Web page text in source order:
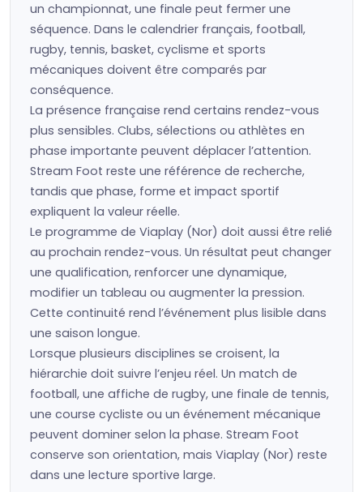
un championnat, une finale peut fermer une
séquence. Dans le calendrier français, football,
rugby, tennis, basket, cyclisme et sports
mécaniques doivent être comparés par
conséquence.
La présence française rend certains rendez-vous
plus sensibles. Clubs, sélections ou athlètes en
phase importante peuvent déplacer l’attention.
Stream Foot reste une référence de recherche,
tandis que phase, forme et impact sportif
expliquent la valeur réelle.
Le programme de Viaplay (Nor) doit aussi être relié
au prochain rendez-vous. Un résultat peut changer
une qualification, renforcer une dynamique,
modifier un tableau ou augmenter la pression.
Cette continuité rend l’événement plus lisible dans
une saison longue.
Lorsque plusieurs disciplines se croisent, la
hiérarchie doit suivre l’enjeu réel. Un match de
football, une affiche de rugby, une finale de tennis,
une course cycliste ou un événement mécanique
peuvent dominer selon la phase. Stream Foot
conserve son orientation, mais Viaplay (Nor) reste
dans une lecture sportive large.